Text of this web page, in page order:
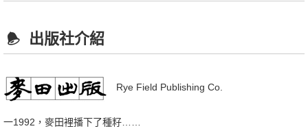
出版社介紹
Rye Field Publishing Co.
一1992，麥田裡播下了種籽……